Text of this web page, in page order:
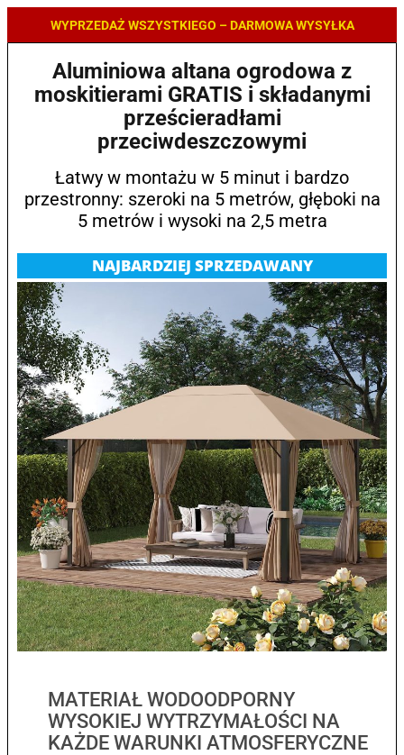
WYPRZEDAŻ WSZYSTKIEGO – DARMOWA WYSYŁKA
Aluminiowa altana ogrodowa z
moskitierami GRATIS i składanymi
prześcieradłami
przeciwdeszczowymi
Łatwy w montażu w 5 minut i bardzo
przestronny: szeroki na 5 metrów, głęboki na
5 metrów i wysoki na 2,5 metra
NAJBARDZIEJ SPRZEDAWANY
MATERIAŁ WODOODPORNY
WYSOKIEJ WYTRZYMAŁOŚCI NA
KAŻDE WARUNKI ATMOSFERYCZNE